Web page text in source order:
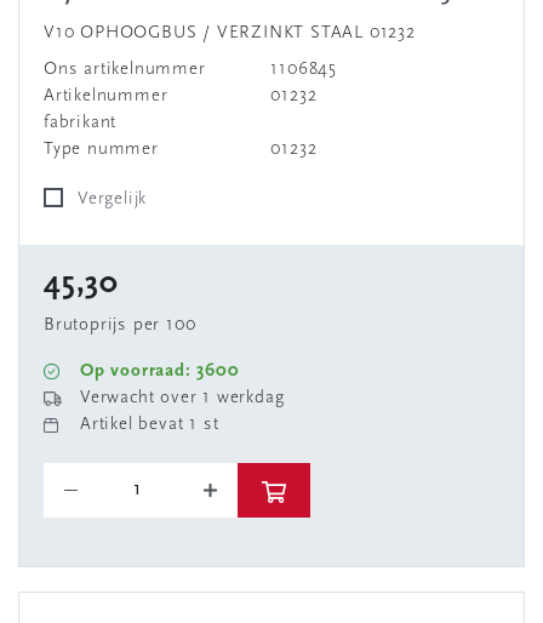
V10 OPHOOGBUS / VERZINKT STAAL 01232
Ons artikelnummer
1106845
Artikelnummer
fabrikant
01232
Type nummer 01232
Vergelijk
45,30
Brutoprijs per 100
Op voorraad: 3600
Verwacht over 1 werkdag
Artikel bevat 1 st